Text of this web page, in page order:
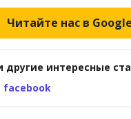
Читайте нас в
другие интересные
facebook